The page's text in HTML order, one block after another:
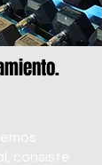
consiste